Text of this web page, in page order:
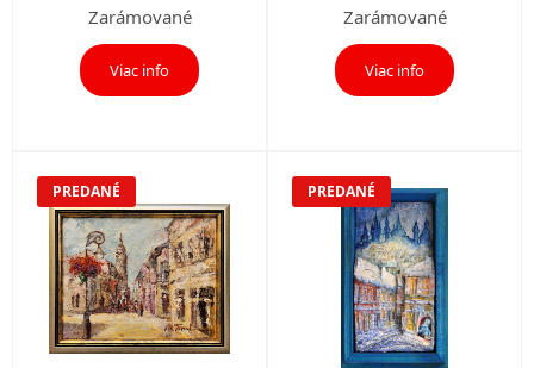
Zarámované
Viac info
Zarámované
Viac info
PREDANÉ PREDANÉ